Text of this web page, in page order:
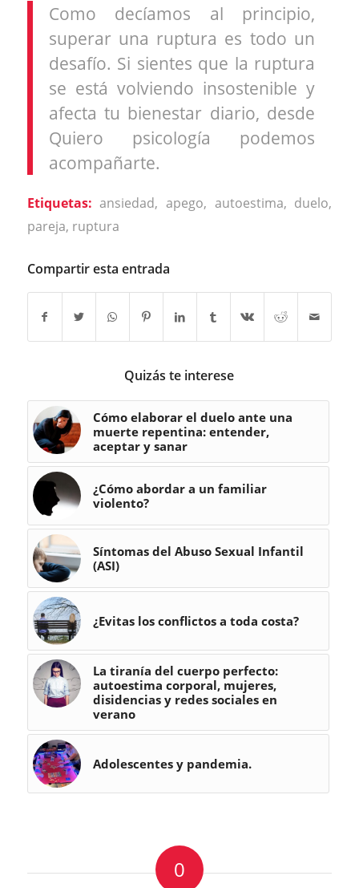
Como decíamos al principio,
superar una ruptura es todo un
desafío. Si sientes que la ruptura
se está volviendo insostenible y
afecta tu bienestar diario, desde
Quiero psicología podemos
acompañarte.
Etiquetas: ansiedad, apego, autoestima, duelo,
pareja, ruptura
Compartir esta entrada
Quizás te interese
Cómo elaborar el duelo ante una
muerte repentina: entender,
aceptar y sanar
¿Cómo abordar a un familiar
violento?
Síntomas del Abuso Sexual Infantil
(ASI)
¿Evitas los conflictos a toda costa?
La tiranía del cuerpo perfecto:
autoestima corporal, mujeres,
disidencias y redes sociales en
verano
Adolescentes y pandemia.
0